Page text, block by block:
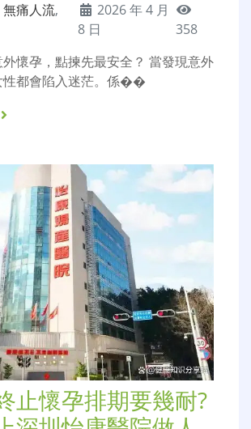
無痛人流,
2026 年 4 月
8 日
358
懷孕，點揀先最安全？ 當發現意外
性都會陷入迷茫。係��
止懷孕排期要幾耐?